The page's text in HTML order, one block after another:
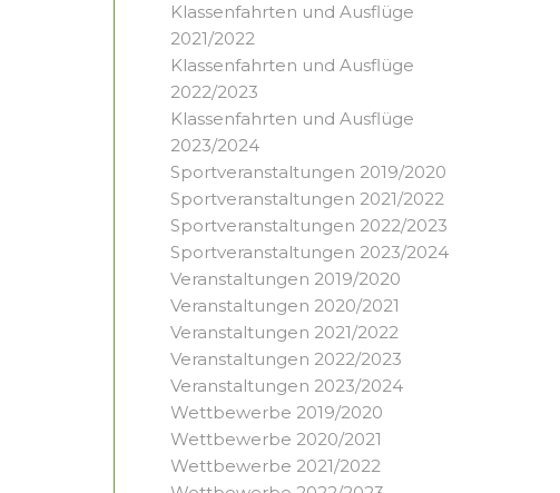
Klassenfahrten und Ausflüge
2021/2022
Klassenfahrten und Ausflüge
2022/2023
Klassenfahrten und Ausflüge
2023/2024
Sportveranstaltungen 2019/2020
Sportveranstaltungen 2021/2022
Sportveranstaltungen 2022/2023
Sportveranstaltungen 2023/2024
Veranstaltungen 2019/2020
Veranstaltungen 2020/2021
Veranstaltungen 2021/2022
Veranstaltungen 2022/2023
Veranstaltungen 2023/2024
Wettbewerbe 2019/2020
Wettbewerbe 2020/2021
Wettbewerbe 2021/2022